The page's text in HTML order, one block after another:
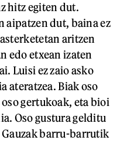
hitz egiten dut.
aipatzen dut, baina ez
aritzen
edo etxean izaten
Luisi ez zaio asko
ateratzea. Biak oso
gertukoak, eta bioi
Oso gustura gelditu
barru-barrutik